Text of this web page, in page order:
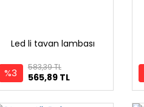
Led li tavan lambası
%3 565,89 TL
583,39 TL